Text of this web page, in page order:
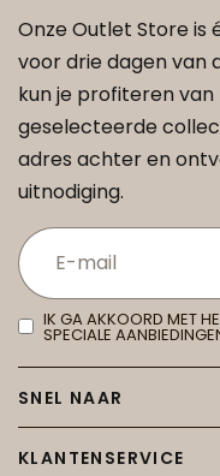
Onze Outlet Store is
voor drie dagen van
kun je profiteren
geselecteerde
adres achter en
uitnodiging.
IK GA AKKOORD MET
SPECIALE
SNEL NAAR
KLANTENSERVICE